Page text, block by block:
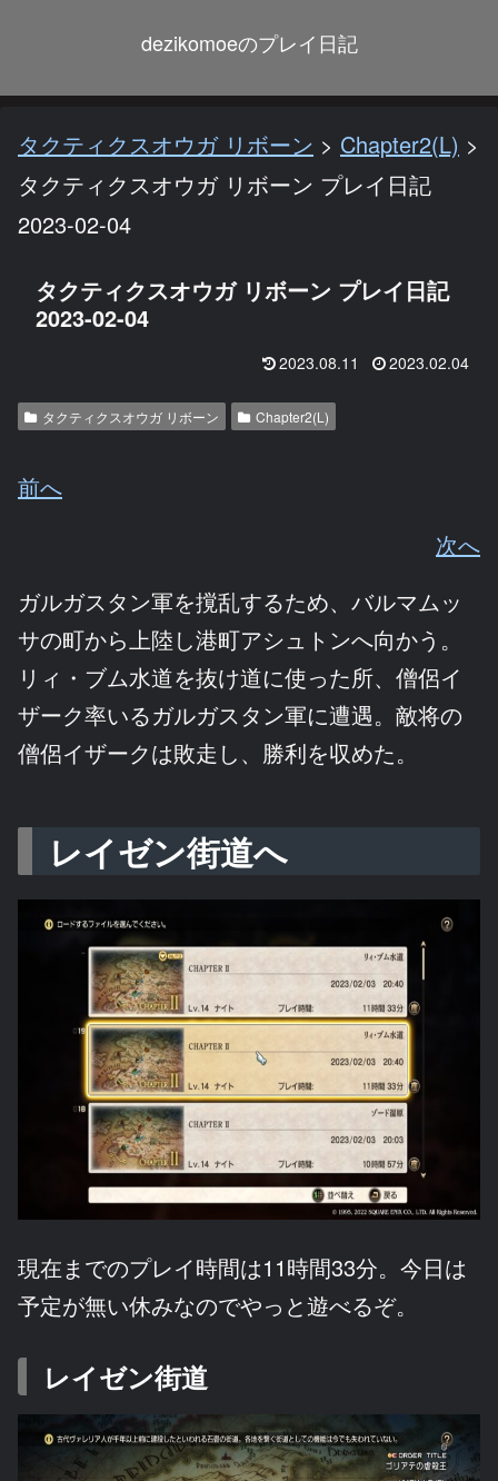
dezikomoeのプレイ日記
タクティクスオウガ リボーン > Chapter2(L) >
タクティクスオウガ リボーン プレイ日記
2023-02-04
タクティクスオウガ リボーン プレイ日記
2023-02-04
2023.08.11 2023.02.04
タクティクスオウガ リボーン Chapter2(L)
前へ
次へ
ガルガスタン軍を撹乱するため、バルマムッ
サの町から上陸し港町アシュトンへ向かう。
リィ・ブム水道を抜け道に使った所、僧侶イ
ザーク率いるガルガスタン軍に遭遇。敵将の
僧侶イザークは敗走し、勝利を収めた。
レイゼン街道へ
現在までのプレイ時間は11時間33分。今日は
予定が無い休みなのでやっと遊べるぞ。
レイゼン街道